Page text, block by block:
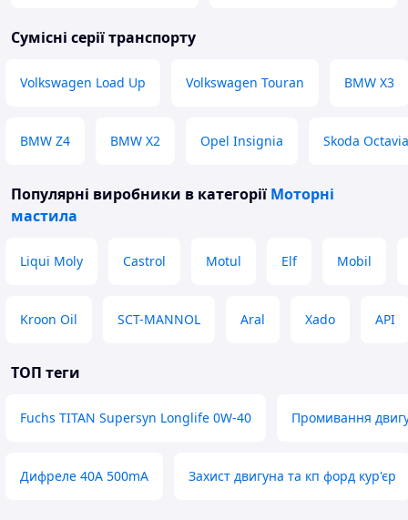
Сумісні серії транспорту
Volkswagen Load Up Volkswagen Touran BMW X3
BMW Z4 BMW X2 Opel Insignia Skoda Octavia
Популярні виробники в категорії Моторні
мастила
Liqui Moly Castrol Motul Elf Mobil
Kroon Oil SCT-MANNOL Aral Xado API
ТОП теги
Fuchs TITAN Supersyn Longlife 0W-40 Промивання
Дифреле 40А 500mA Захист двигуна та кп форд кур'єр